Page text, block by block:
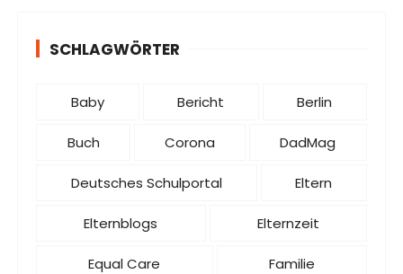
SCHLAGWÖRTER
Baby Bericht Berlin
Buch Corona DadMag
Deutsches Schulportal Eltern
Elternblogs Elternzeit
Equal Care Familie